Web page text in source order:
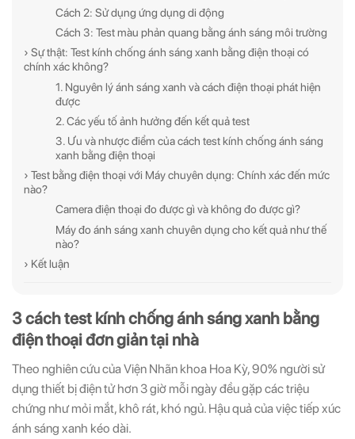
Cách 2: Sử dụng ứng dụng di động
Cách 3: Test màu phản quang bằng ánh sáng môi trường
› Sự thật: Test kính chống ánh sáng xanh bằng điện thoại có
chính xác không?
1. Nguyên lý ánh sáng xanh và cách điện thoại phát hiện
được
2. Các yếu tố ảnh hưởng đến kết quả test
3. Ưu và nhược điểm của cách test kính chống ánh sáng
xanh bằng điện thoại
› Test bằng điện thoại với Máy chuyên dụng: Chính xác đến mức
nào?
Camera điện thoại đo được gì và không đo được gì?
Máy đo ánh sáng xanh chuyên dụng cho kết quả như thế
nào?
› Kết luận
3 cách test kính chống ánh sáng xanh bằng
điện thoại đơn giản tại nhà
Theo nghiên cứu của Viện Nhãn khoa Hoa Kỳ, 90% người sử
dụng thiết bị điện tử hơn 3 giờ mỗi ngày đều gặp các triệu
chứng như mỏi mắt, khô rát, khó ngủ. Hậu quả của việc tiếp xúc
ánh sáng xanh kéo dài.
ĐĂNG KÝ NGAY ĐỂ NHẬN
Những thông tin hữu ích & ưu đãi đặc biệt dành riêng
cho bạn!
(Vui lòng check thư mục Promotion hoặc Spam nếu bạn không thấy email từ Hải
Triều)
ĐĂNG KÝ NGAY ĐỂ NHẬN
Những thông tin hữu ích và ưu đãi quà tặng dành riêng
cho bạn!
(Vui lòng check thư mục Promotion hoặc Spam nếu bạn không thấy email từ Hải
Triều)